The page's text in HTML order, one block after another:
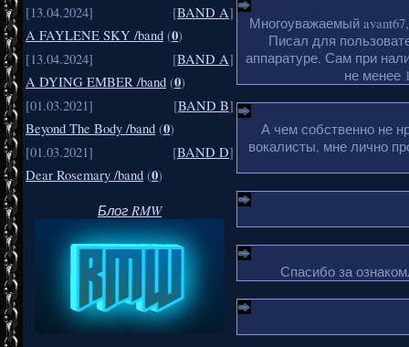
[13.04.2024]
[BAND A]
A FAYLENE SKY /band (0)
[13.04.2024]
[BAND A]
A DYING EMBER /band (0)
[01.03.2021]
[BAND B]
Beyond The Body /band (0)
[01.03.2021]
[BAND D]
Dear Rosemary /band (0)
Блог RMW
Многоуважаемый
Писал для
аппаратуре. Сам при
не менее
А чем собственно не
вокалисты, мне лично
Спасибо за